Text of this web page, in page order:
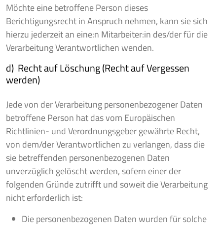
Möchte eine betroffene Person dieses
Berichtigungsrecht in Anspruch nehmen, kann sie sich
hierzu jederzeit an eine:n Mitarbeiter:in des/der für die
Verarbeitung Verantwortlichen wenden.
d) Recht auf Löschung (Recht auf Vergessen
werden)
Jede von der Verarbeitung personenbezogener Daten
betroffene Person hat das vom Europäischen
Richtlinien- und Verordnungsgeber gewährte Recht,
von dem/der Verantwortlichen zu verlangen, dass die
sie betreffenden personenbezogenen Daten
unverzüglich gelöscht werden, sofern einer der
folgenden Gründe zutrifft und soweit die Verarbeitung
nicht erforderlich ist:
Die personenbezogenen Daten wurden für solche